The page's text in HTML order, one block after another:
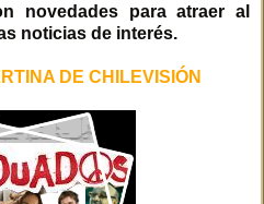
novedades para atraer al
noticias de interés.
DE CHILEVISIÓN